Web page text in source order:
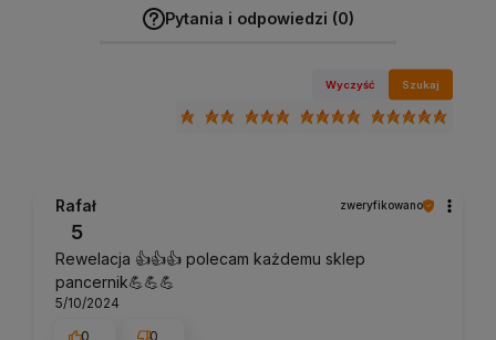
Pytania i odpowiedzi (0)
Wyczyść Szukaj
Rafał zweryfikowano
5
Rewelacja 👍️👍️👍️ polecam każdemu sklep
pancernik💪💪💪
5/10/2024
0
0